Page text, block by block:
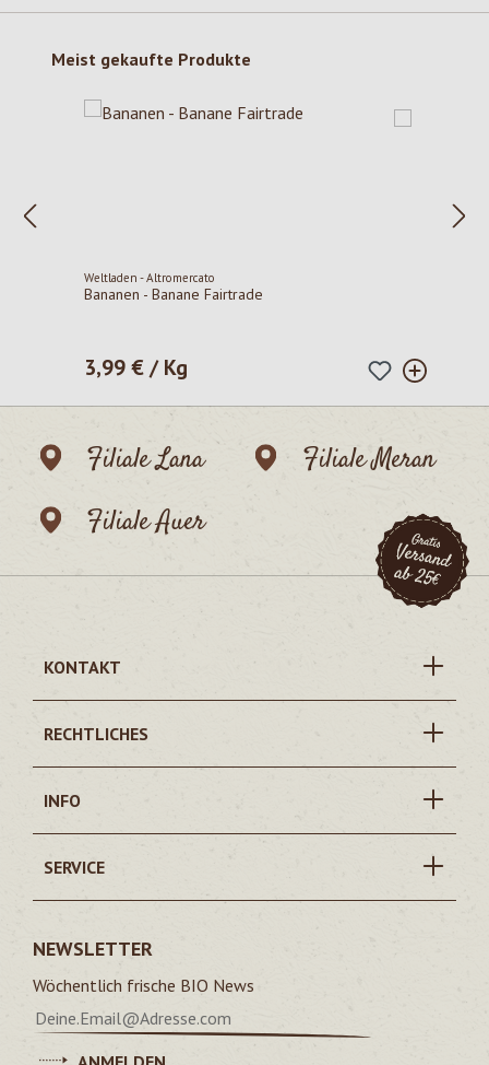
Produktgalerie überspringen
Meist gekaufte Produkte
Weltladen - Altromercato
Bananen - Banane Fairtrade
Regulärer Preis:
3,99 € / Kg
Filiale Lana
Filiale Meran
Filiale Auer
KONTAKT
RECHTLICHES
INFO
SERVICE
NEWSLETTER
Wöchentlich frische BIO News